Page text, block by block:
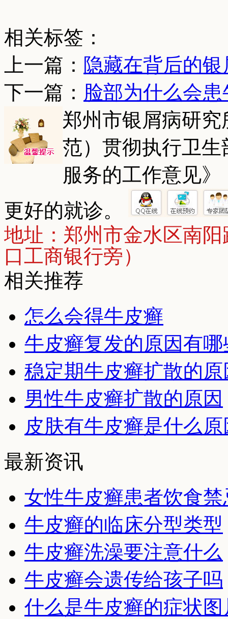
相关标签：
上一篇： 隐藏在背后的
下一篇： 脸部为什么会
郑州市银屑病研
范）贯彻执行卫
服务的工作意见
更好的就诊。
地址：郑州市金水区南
口工商银行旁）
相关推荐
怎么会得牛皮癣
牛皮癣复发的原因有哪
稳定期牛皮癣扩散的
男性牛皮癣扩散的原因
皮肤有牛皮癣是什么原
最新资讯
女性牛皮癣患者饮食禁
牛皮癣的临床分型类型
牛皮癣洗澡要注意什么
牛皮癣会遗传给孩子吗
什么是牛皮癣的症状图